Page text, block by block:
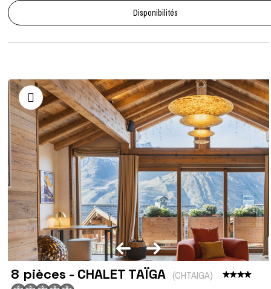
Disponibilités
8 pièces - CHALET TAÏGA (CHTAIGA)